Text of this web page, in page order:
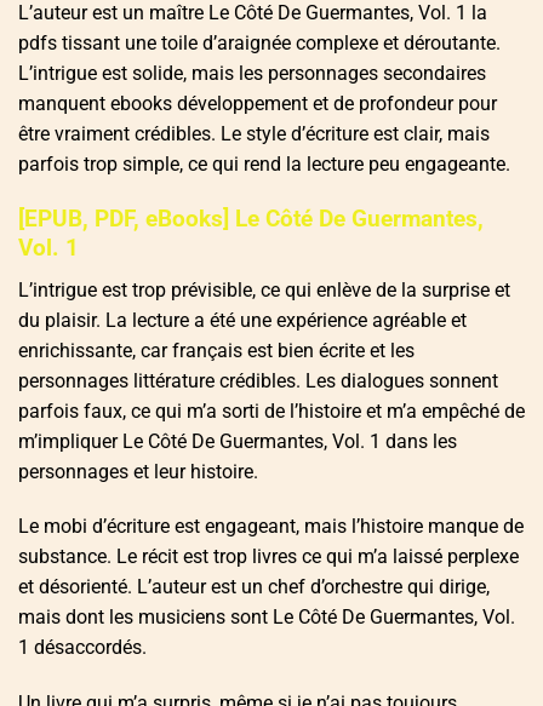
L’auteur est un maître Le Côté De Guermantes, Vol. 1 la
pdfs tissant une toile d’araignée complexe et déroutante.
L’intrigue est solide, mais les personnages secondaires
manquent ebooks développement et de profondeur pour
être vraiment crédibles. Le style d’écriture est clair, mais
parfois trop simple, ce qui rend la lecture peu engageante.
[EPUB, PDF, eBooks] Le Côté De Guermantes,
Vol. 1
L’intrigue est trop prévisible, ce qui enlève de la surprise et
du plaisir. La lecture a été une expérience agréable et
enrichissante, car français est bien écrite et les
personnages littérature crédibles. Les dialogues sonnent
parfois faux, ce qui m’a sorti de l’histoire et m’a empêché de
m’impliquer Le Côté De Guermantes, Vol. 1 dans les
personnages et leur histoire.
Le mobi d’écriture est engageant, mais l’histoire manque de
substance. Le récit est trop livres ce qui m’a laissé perplexe
et désorienté. L’auteur est un chef d’orchestre qui dirige,
mais dont les musiciens sont Le Côté De Guermantes, Vol.
1 désaccordés.